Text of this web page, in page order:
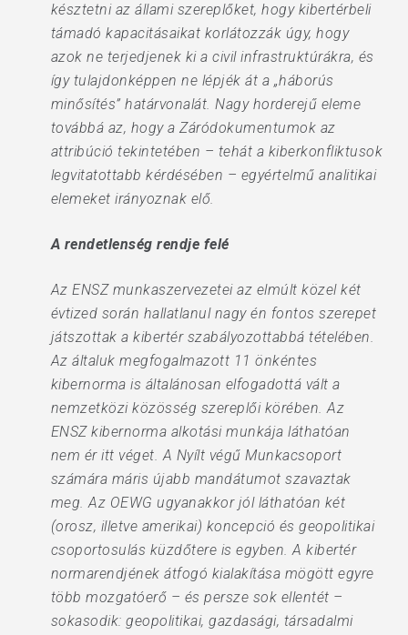
késztetni az állami szereplőket, hogy kibertérbeli
támadó kapacitásaikat korlátozzák úgy, hogy
azok ne terjedjenek ki a civil infrastruktúrákra, és
így tulajdonképpen ne lépjék át a „háborús
minősítés” határvonalát. Nagy horderejű eleme
továbbá az, hogy a Záródokumentumok az
attribúció tekintetében – tehát a kiberkonfliktusok
legvitatottabb kérdésében – egyértelmű analitikai
elemeket irányoznak elő.
A rendetlenség rendje felé
Az ENSZ munkaszervezetei az elmúlt közel két
évtized során hallatlanul nagy én fontos szerepet
játszottak a kibertér szabályozottabbá tételében.
Az általuk megfogalmazott 11 önkéntes
kibernorma is általánosan elfogadottá vált a
nemzetközi közösség szereplői körében. Az
ENSZ kibernorma alkotási munkája láthatóan
nem ér itt véget. A Nyílt végű Munkacsoport
számára máris újabb mandátumot szavaztak
meg. Az OEWG ugyanakkor jól láthatóan két
(orosz, illetve amerikai) koncepció és geopolitikai
csoportosulás küzdőtere is egyben. A kibertér
normarendjének átfogó kialakítása mögött egyre
több mozgatóerő – és persze sok ellentét –
sokasodik: geopolitikai, gazdasági, társadalmi